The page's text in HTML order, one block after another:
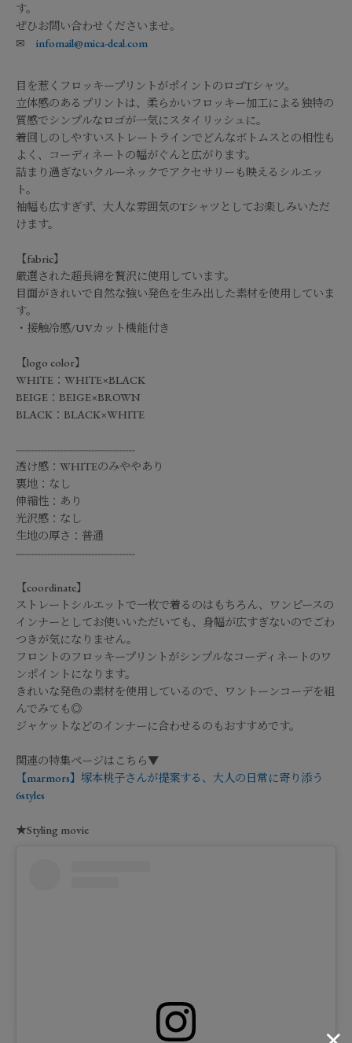
す。
ぜひお問い合わせくださいませ。
✉infomail@mica-deal.com
目を惹くフロッキープリントがポイントのロゴTシャツ。
立体感のあるプリントは、柔らかいフロッキー加工による独特の
質感でシンプルなロゴが一気にスタイリッシュに。
着回しのしやすいストレートラインでどんなボトムスとの相性も
よく、コーディネートの幅がぐんと広がります。
詰まり過ぎないクルーネックでアクセサリーも映えるシルエッ
ト。
袖幅も広すぎず、大人な雰囲気のTシャツとしてお楽しみいただ
けます。
【fabric】
厳選された超長綿を贅沢に使用しています。
目面がきれいで自然な強い発色を生み出した素材を使用していま
す。
・接触冷感/UVカット機能付き
【logo color】
WHITE：WHITE×BLACK
BEIGE：BEIGE×BROWN
BLACK：BLACK×WHITE
--------------------------------------
透け感：WHITEのみややあり
裏地：なし
伸縮性：あり
光沢感：なし
生地の厚さ：普通
--------------------------------------
【coordinate】
ストレートシルエットで一枚で着るのはもちろん、ワンピースの
インナーとしてお使いいただいても、身幅が広すぎないのでごわ
つきが気になりません。
フロントのフロッキープリントがシンプルなコーディネートのワ
ンポイントになります。
きれいな発色の素材を使用しているので、ワントーンコーデを組
んでみても◎
ジャケットなどのインナーに合わせるのもおすすめです。
関連の特集ページはこちら▼
【marmors】塚本桃子さんが提案する、大人の日常に寄り添う
6styles
★Styling movie